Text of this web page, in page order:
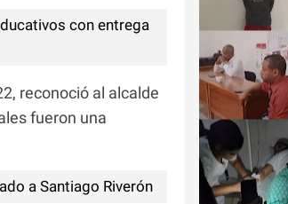
con entrega
reconoció al alcalde
fueron una
a Santiago Riverón